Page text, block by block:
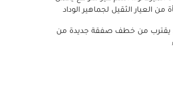
من العيار الثقيل لجماهير الوداد
يقترب من خطف صفقة جديدة من